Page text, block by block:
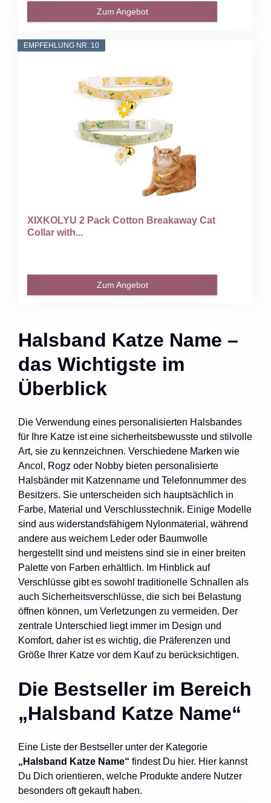
Zum Angebot
EMPFEHLUNG NR. 10
XIXKOLYU 2 Pack Cotton Breakaway Cat
Collar with...
Zum Angebot
Halsband Katze Name –
das Wichtigste im
Überblick
Die Verwendung eines personalisierten Halsbandes
für Ihre Katze ist eine sicherheitsbewusste und stilvolle
Art, sie zu kennzeichnen. Verschiedene Marken wie
Ancol, Rogz oder Nobby bieten personalisierte
Halsbänder mit Katzenname und Telefonnummer des
Besitzers. Sie unterscheiden sich hauptsächlich in
Farbe, Material und Verschlusstechnik. Einige Modelle
sind aus widerstandsfähigem Nylonmaterial, während
andere aus weichem Leder oder Baumwolle
hergestellt sind und meistens sind sie in einer breiten
Palette von Farben erhältlich. Im Hinblick auf
Verschlüsse gibt es sowohl traditionelle Schnallen als
auch Sicherheitsverschlüsse, die sich bei Belastung
öffnen können, um Verletzungen zu vermeiden. Der
zentrale Unterschied liegt immer im Design und
Komfort, daher ist es wichtig, die Präferenzen und
Größe Ihrer Katze vor dem Kauf zu berücksichtigen.
Die Bestseller im Bereich
„Halsband Katze Name“
Eine Liste der Bestseller unter der Kategorie
„Halsband Katze Name“ findest Du hier. Hier kannst
Du Dich orientieren, welche Produkte andere Nutzer
besonders oft gekauft haben.